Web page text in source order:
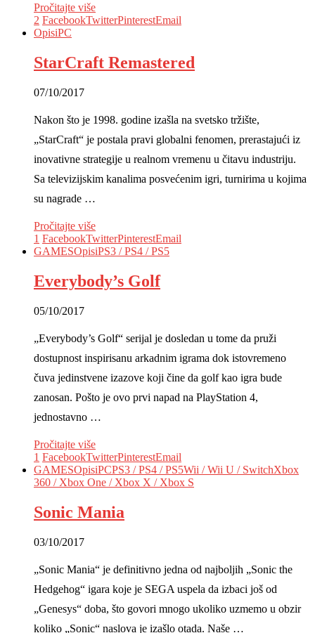
Pročitajte više
2 FacebookTwitterPinterestEmail
OpisiPC
StarCraft Remastered
07/10/2017
Nakon što je 1998. godine izašla na svetsko tržište,
„StarCraft“ je postala pravi globalni fenomen, prerastajući iz
inovativne strategije u realnom vremenu u čitavu industriju.
Sa televizijskim kanalima posvećenim igri, turnirima u kojima
su nagrade …
Pročitajte više
1 FacebookTwitterPinterestEmail
GAMESOpisiPS3 / PS4 / PS5
Everybody’s Golf
05/10/2017
„Everybody’s Golf“ serijal je dosledan u tome da pruži
dostupnost inspirisanu arkadnim igrama dok istovremeno
čuva jedinstvene izazove koji čine da golf kao igra bude
zanosan. Pošto je ovo prvi napad na PlayStation 4,
jednostavno …
Pročitajte više
1 FacebookTwitterPinterestEmail
GAMESOpisiPCPS3 / PS4 / PS5Wii / Wii U / SwitchXbox
360 / Xbox One / Xbox X / Xbox S
Sonic Mania
03/10/2017
„Sonic Mania“ je definitivno jedna od najboljih „Sonic the
Hedgehog“ igara koje je SEGA uspela da izbaci još od
„Genesys“ doba, što govori mnogo ukoliko uzmemo u obzir
koliko „Sonic“ naslova je izašlo otada. Naše …